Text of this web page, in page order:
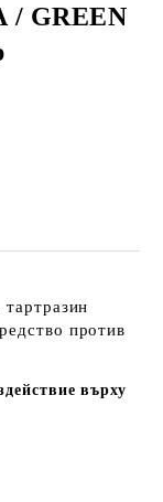
GREEN
против
върху